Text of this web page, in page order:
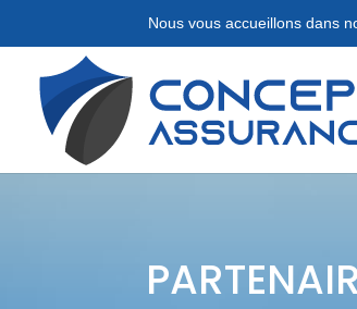
Nous vous accueillons dans nos nouveaux